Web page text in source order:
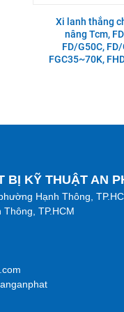
Xi lanh thắng
nâng Tcm,
FD/G50C,
FGC35~70K,
BỊ KỸ THUẬT AN
Hạnh Thông,
TP.HCM